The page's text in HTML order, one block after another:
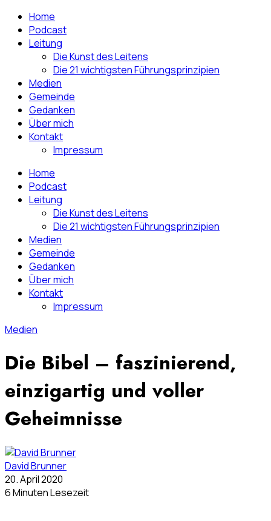
Home
Podcast
Leitung
Die Kunst des Leitens
Die 21 wichtigsten Führungsprinzipien
Medien
Gemeinde
Gedanken
Über mich
Kontakt
Impressum
Home
Podcast
Leitung
Die Kunst des Leitens
Die 21 wichtigsten Führungsprinzipien
Medien
Gemeinde
Gedanken
Über mich
Kontakt
Impressum
Medien
Die Bibel – faszinierend,
einzigartig und voller
Geheimnisse
David Brunner
20. April 2020
6 Minuten Lesezeit